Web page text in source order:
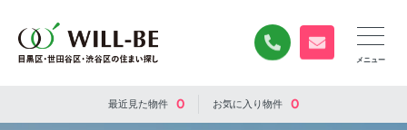
0120-840-834
無料お問い合
最近見た物件 0 お気に入り物件 0